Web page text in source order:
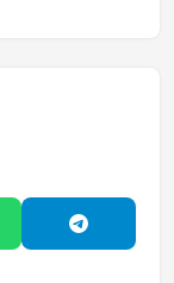
Paylaş